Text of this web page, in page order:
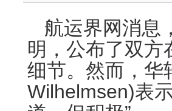
航运界网消息
明，公布了双方
细节。然而，华
Wilhelmsen)表